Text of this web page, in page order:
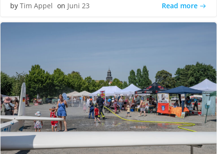
by Tim Appel on Juni 23 Read more